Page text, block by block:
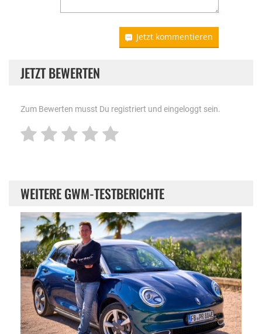
Jetzt kommentieren
JETZT BEWERTEN
Zum Bewerten musst Du registriert und eingeloggt sein.
WEITERE GWM-TESTBERICHTE